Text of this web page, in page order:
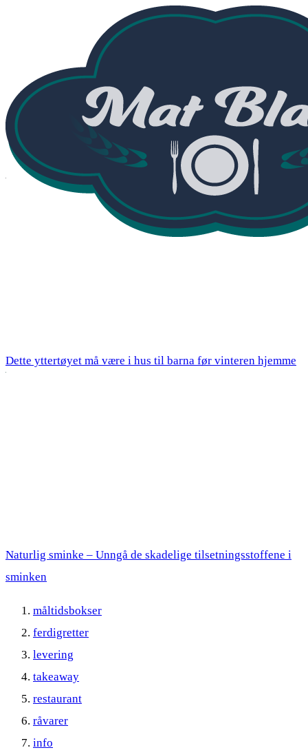
Dette yttertøyet må være i hus til barna før vinteren hjemme
Naturlig sminke – Unngå de skadelige tilsetningsstoffene i
sminken
måltidsbokser
ferdigretter
levering
takeaway
restaurant
råvarer
info